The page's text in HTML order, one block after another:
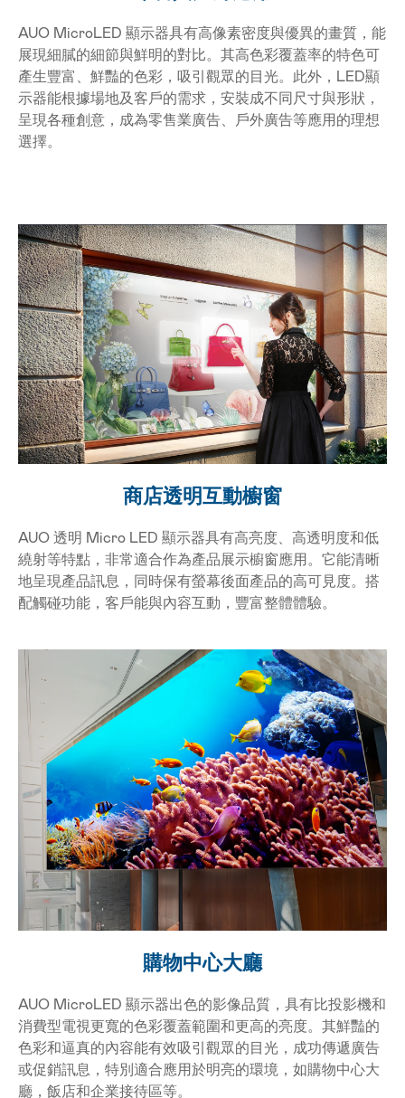
AUO MicroLED 顯示器具有高像素密度與優異的畫質，能
展現細膩的細節與鮮明的對比。其高色彩覆蓋率的特色可
產生豐富、鮮豔的色彩，吸引觀眾的目光。此外，LED顯
示器能根據場地及客戶的需求，安裝成不同尺寸與形狀，
呈現各種創意，成為零售業廣告、戶外廣告等應用的理想
選擇。
商店透明互動櫥窗
AUO 透明 Micro LED 顯示器具有高亮度、高透明度和低
繞射等特點，非常適合作為產品展示櫥窗應用。它能清晰
地呈現產品訊息，同時保有螢幕後面產品的高可見度。搭
配觸碰功能，客戶能與內容互動，豐富整體體驗。
購物中心大廳
AUO MicroLED 顯示器出色的影像品質，具有比投影機和
消費型電視更寬的色彩覆蓋範圍和更高的亮度。其鮮豔的
色彩和逼真的內容能有效吸引觀眾的目光，成功傳遞廣告
或促銷訊息，特別適合應用於明亮的環境，如購物中心大
廳，飯店和企業接待區等。